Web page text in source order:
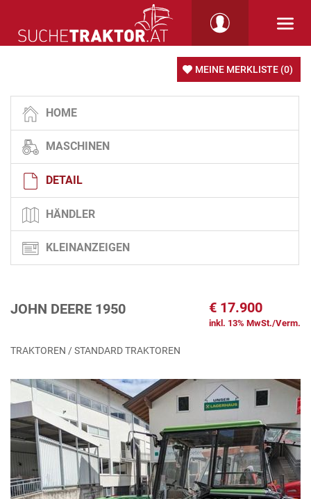
MEINE MERKLISTE (0)
HOME
MASCHINEN
DETAIL
HÄNDLER
KLEINANZEIGEN
JOHN DEERE 1950 € 17.900
inkl. 13% MwSt./Verm.
TRAKTOREN / STANDARD TRAKTOREN